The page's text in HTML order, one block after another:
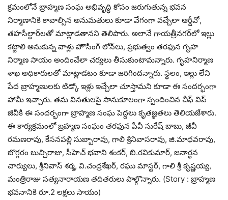
క్రమంలోనే బ్రాహ్మణ సంఘ అభివృద్ధి కోసం జరుగుతున్న భవన
నిర్మాణానికి కావాల్సిన అనుమతులు కూడా వేగంగా వచ్చేలా ఆర్డీవో,
తహసీల్దార్‌లతో మాట్లాడతానని తెలిపారు. అలానే గాయత్రీనగర్‌లో ఇల్లు
కట్టాలి అనుకున్న వాళ్లు హౌసింగ్ లోన్‌లు, ప్రభుత్వం తరఫున గృహ
నిర్మాణ సాయం అందించేలా చర్యలు తీసుకుంటామన్నారు. గృహనిర్మాణ
శాఖ అధికారులతో మాట్లాడటం కూడా జరిగిందన్నారు. స్థలం, ఇల్లు లేని
పేద బ్రాహ్మణులకు టిడ్కో ఇళ్లు ఇచ్చేలా చూస్తామని కూడా ఈ సందర్భంగా
హామీ ఇచ్చారు. తమ వినతులపై సానుకూలంగా స్పందించిన చీఫ్‌ విప్
జీవీకి ఈ సందర్భంగా బ్రాహ్మణ సంఘ పెద్దలు కృతజ్ఞతలు తెలియజేశారు.
ఈ కార్యక్రమంలో బ్రహ్మణ సంఘం తరఫున పీవీ సురేష్ బాబు, జీవీ
రమణరావు, కేసనపల్లి సుబ్బారావు, గాలి శ్రీనివాసరావు, జి.మాధవరావు,
బొగ్గరం బుచ్చిరాజు, సీహెచ్ భవాని శంకర్, బి.రవికుమార్, జనార్ధన
చార్యులు, శ్రీనివాస్ శర్మ, వి.చంద్రశేఖర్, రఘు మాస్టర్, గాలి శ్రీ కృష్ణయ్య,
మంత్రిరాజు సత్యనారాయణ తదితరులు పాల్గొన్నారు. (Story : బ్రాహ్మణ
భవనానికి రూ.2 లక్షలు సాయం)